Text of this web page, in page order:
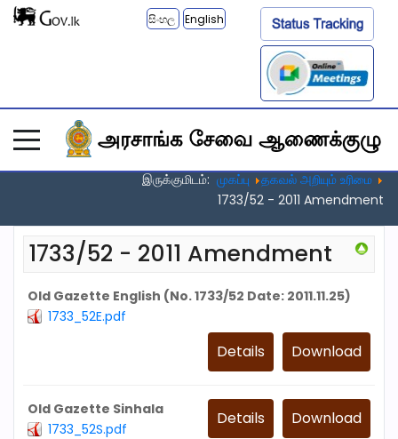
සිංහල English
இருக்குமிடம்: முகப்பு
தகவல் அறியும் உரிமை
1733/52 - 2011 Amendment
1733/52 - 2011 Amendment
Old Gazette English (No. 1733/52 Date: 2011.11.25)
1733_52E.pdf
Download
Details
Old Gazette Sinhala
1733_52S.pdf
Download
Details